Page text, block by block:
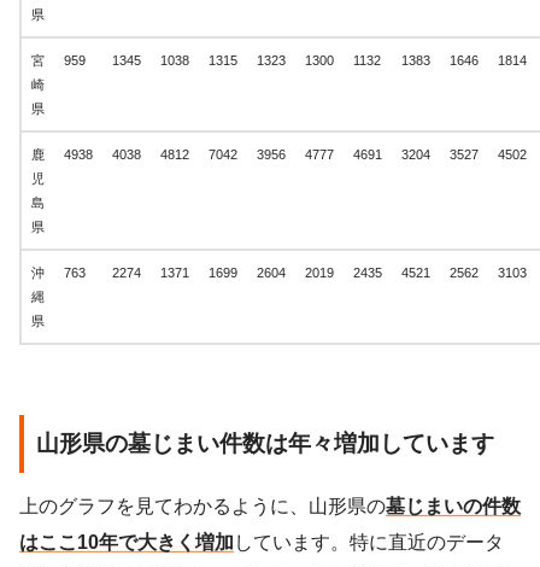
県
宮
崎
県
959 1345 1038 1315 1323 1300 1132 1383 1646 1814
鹿
児
島
県
4938 4038 4812 7042 3956 4777 4691 3204 3527 4502
沖
縄
県
763 2274 1371 1699 2604 2019 2435 4521 2562 3103
山形県の墓じまい件数は年々増加しています
上のグラフを見てわかるように、山形県の墓じまいの件数
はここ10年で大きく増加 しています。特に直近のデータ